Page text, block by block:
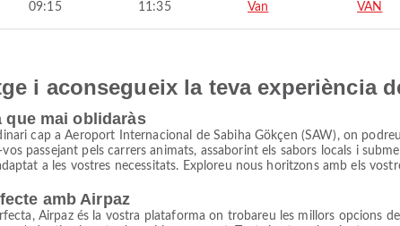
09:15 11:35 Van VAN
i aconsegueix la teva experiència
que mai oblidaràs
cap a Aeroport Internacional de Sabiha Gökçen (SAW), on
passejant pels carrers animats, assaborint els sabors locals i
a les vostres necessitats. Exploreu nous horitzons amb els
amb Airpaz
Airpaz és la vostra plataforma on trobareu les millors opcions